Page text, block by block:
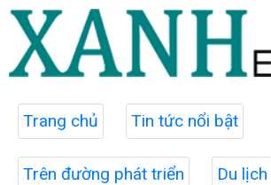
Trang chủ Tin tức nổi bật
Trên đường phát triển Du lịch